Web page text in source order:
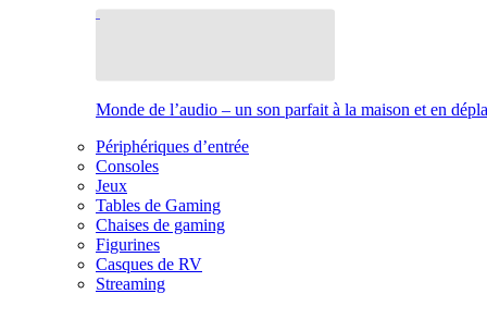
Monde de l’audio – un son parfait à la maison et en
Périphériques d’entrée
Consoles
Jeux
Tables de Gaming
Chaises de gaming
Figurines
Casques de RV
Streaming